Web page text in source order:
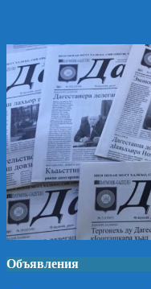
Объявления